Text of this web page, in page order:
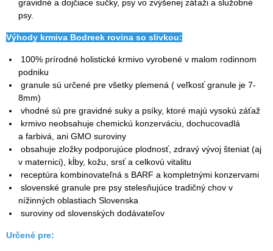
gravidné a dojčiace sučky, psy vo zvýšenej záťaži a služobné
psy.
Výhody krmiva Bodreek rovina so slivkou:
100% prírodné holistické krmivo vyrobené v malom rodinnom
podniku
granule sú určené pre všetky plemená ( veľkosť granule je 7-
8mm)
vhodné sú pre gravidné suky a psíky, ktoré majú vysokú záťaž
krmivo neobsahuje chemickú konzerváciu, dochucovadlá
a farbivá, ani GMO suroviny
obsahuje zložky podporujúce plodnosť, zdravý vývoj šteniat (aj
v maternici), kĺby, kožu, srsť a celkovú vitalitu
receptúra kombinovateľná s BARF a kompletnými konzervami
slovenské granule pre psy stelesňujúce tradičný chov v
nížinných oblastiach Slovenska
suroviny od slovenských dodávateľov
Určené pre: